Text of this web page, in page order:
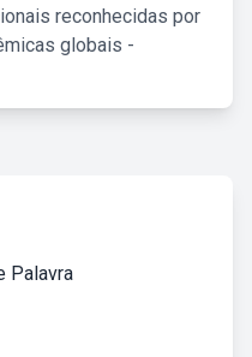
reconhecidas por
globais -
Palavra